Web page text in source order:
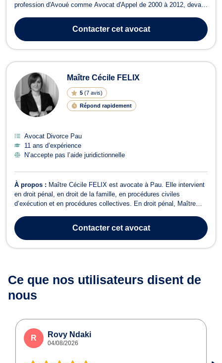
profession d'Avoué comme Avocat d'Appel de 2000 à 2012, devant
aujourd'hui particulièrement compétent en procédure d'appel et plus
généralement en proc...Contactercet avocat
Maître Cécile FELIX
5 (7 avis)
Répond rapidement
Avocat Divorce Pau
11 ans d’expérience
N’accepte pas l’aide juridictionnelle
À propos : Maître Cécile FELIX est avocate à Pau. Elle intervient
en droit pénal, en droit de la famille, en procédures civiles
d’exécution et en procédures collectives. En droit pénal, Maître
pénales comme des contraventions, des délits et des crimes. Que
vous soyez vict...
Contactercet avocat
Ce que nos utilisateurs disent de
nous
R Rovy Ndaki
04/08/2026